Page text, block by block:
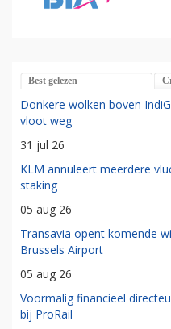
Best gelezen
Donkere wolken boven
vloot weg
31 jul 26
KLM annuleert meerdere
staking
05 aug 26
Transavia opent komende
Brussels Airport
05 aug 26
Voormalig financieel
bij ProRail